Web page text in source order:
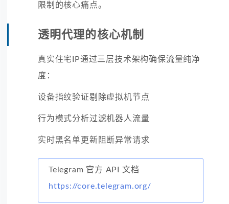
限制的核心痛点。
透明代理的核心机制
真实住宅IP通过三层技术架构确保流量纯净
度：
设备指纹验证剔除虚拟机节点
行为模式分析过滤机器人流量
实时黑名单更新阻断异常请求
Telegram 官方 API 文档
https://core.telegram.org/